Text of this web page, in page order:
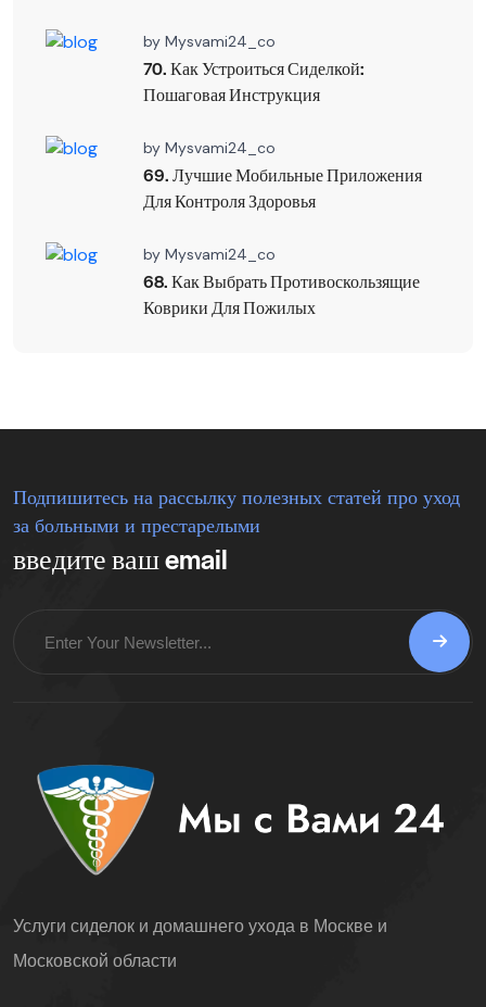
by Mysvami24_co
70. Как Устроиться Сиделкой:
Пошаговая Инструкция
by Mysvami24_co
69. Лучшие Мобильные Приложения
Для Контроля Здоровья
by Mysvami24_co
68. Как Выбрать Противоскользящие
Коврики Для Пожилых
Подпишитесь на рассылку полезных статей про уход
за больными и престарелыми
введите ваш email
Услуги сиделок и домашнего ухода в Москве и
Московской области